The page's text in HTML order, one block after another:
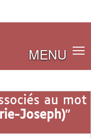
MENU
au mot
Joseph)"